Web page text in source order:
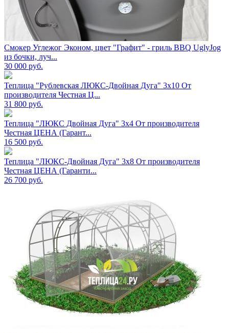
Смокер Углежог Эконом, цвет "Графит" - гриль BBQ UglyJog
из бочки, луч...
30 000 руб.
Теплица "Рублевская ЛЮКС-Двойная Дуга" 3х10 От
производителя Честная Ц...
31 800 руб.
Теплица "ЛЮКС Двойная Дуга" 3х4 От производителя
Честная ЦЕНА (Гарант...
16 500 руб.
Теплица "ЛЮКС-Двойная Дуга" 3х8 От производителя
Честная ЦЕНА (Гаранти...
26 700 руб.